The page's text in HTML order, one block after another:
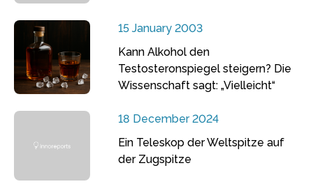
15 January 2003
Kann Alkohol den
Testosteronspiegel steigern? Die
Wissenschaft sagt: „Vielleicht“
18 December 2024
Ein Teleskop der Weltspitze auf
der Zugspitze